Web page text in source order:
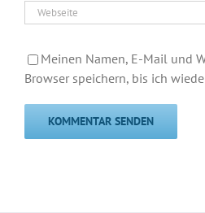
Meinen Namen, E-Mail und
Browser speichern, bis ich